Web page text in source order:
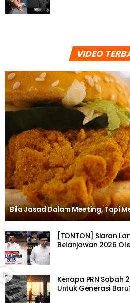
VIDEO
Bila Jasad Dalam Meeting, Tapi
[TONTON] Siaran
Belanjawan 2026
Kenapa PRN Sabah
Untuk Generasi